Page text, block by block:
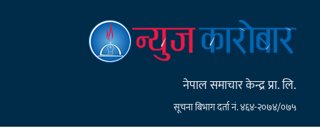
नेपाल समाचार केन्द्र प्रा. लि.
सूचना बिभाग दर्ता नं. ४६४-२०७४/०७५